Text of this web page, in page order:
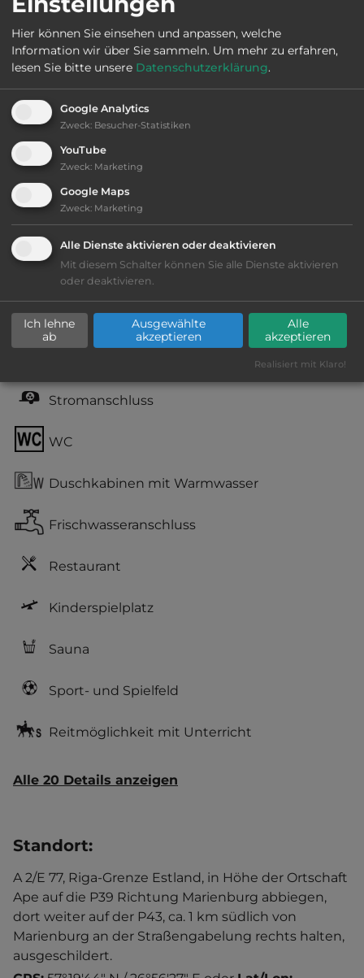
Telefon:
Ausstattung:
bis 20,- Euro
Lage: schön
nur Barzahlung
Grasgelände, Wiese
Stromanschluss
WC
Duschkabinen mit Warmwasser
Frischwasseranschluss
Restaurant
Kinderspielplatz
Sauna
Sport- und Spielfeld
Reitmöglichkeit mit Unterricht
Alle 20 Details anzeigen
Standort:
A 2/E 77, Riga-Grenze Estland, in Höhe der Ortschaft
Ape auf die P39 Richtung Marienburg abbiegen,
dort weiter auf der P43, ca. 1 km südlich von
Marienburg an der Straßengabelung rechts halten,
ausgeschildert.
Hier können Sie einsehen und anpassen, welche
Information wir über Sie sammeln. Um mehr zu erfahren,
lesen Sie bitte unsere Datenschutzerklärung.
Google Analytics
Zweck: Besucher-Statistiken
YouTube
Zweck: Marketing
Google Maps
Zweck: Marketing
Alle Dienste aktivieren oder deaktivieren
Mit diesem Schalter können Sie alle Dienste aktivieren
oder deaktivieren.
Ich lehne
ab
Ausgewählte
akzeptieren
Alle
akzeptieren
Realisiert mit Klaro!